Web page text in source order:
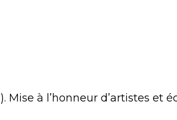
à l’honneur d’artistes et